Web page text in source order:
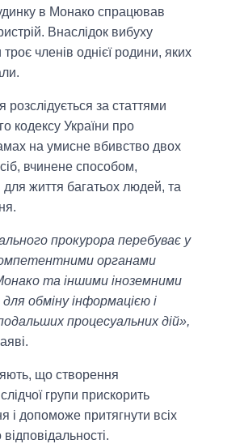
в Монако спрацював
Внаслідок вибуху
членів однієї родини, яких
за статтями
кодексу України про
на умисне вбивство двох
вчинене способом,
життя багатьох людей, та
прокурора перебуває у
органами
та іншими іноземними
обміну інформацією і
процесуальних дій»,
що створення
групи прискорить
і допоможе притягнути всіх